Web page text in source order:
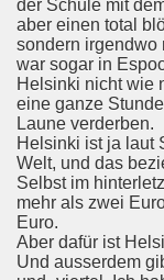
der Schule mit
aber einen total
sondern irgendwo
war sogar in
Helsinki nicht wie
eine ganze
Laune verderben.
Helsinki ist ja laut
Welt, und das
Selbst im
mehr als zwei
Euro.
Aber dafür ist
Und ausserdem